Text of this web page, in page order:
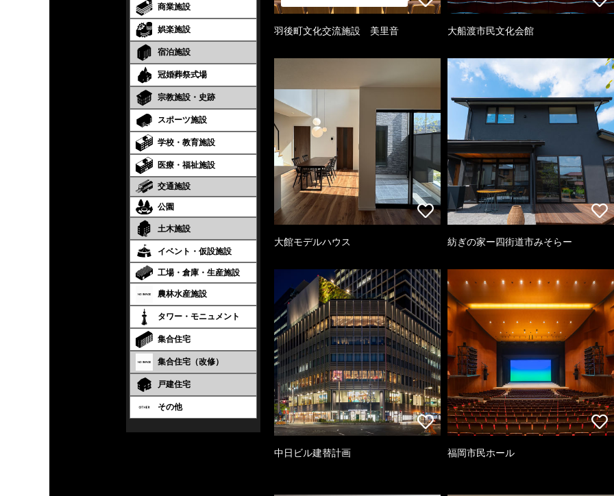
商業施設
娯楽施設
宿泊施設
冠婚葬祭式場
宗教施設・史跡
スポーツ施設
学校・教育施設
医療・福祉施設
交通施設
公園
土木施設
イベント・仮設施設
工場・倉庫・生産施設
農林水産施設
タワー・モニュメント
集合住宅
集合住宅（改修）
戸建住宅
その他
羽後町文化交流施設 美里音 大船渡市民文化会館
大館モデルハウス 紡ぎの家ー四街道市みそらー
中日ビル建替計画 福岡市民ホール